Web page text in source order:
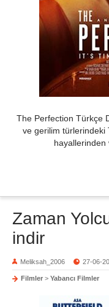
The Perfection Türkçe
ve gerilim türlerindeki
hayallerinden
Zaman
indir
Meliksah_2006 27-06-
Filmler > Yabancı Filmler